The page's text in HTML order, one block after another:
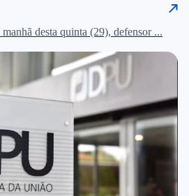
desta quinta (29), defensor ...